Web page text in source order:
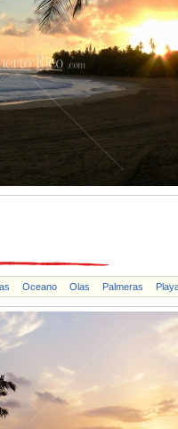
Oceano Olas Palmeras